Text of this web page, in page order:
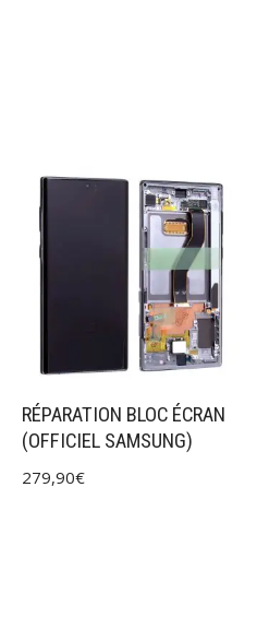
RÉPARATION BLOC ÉCRAN
(OFFICIEL SAMSUNG)
279,90€